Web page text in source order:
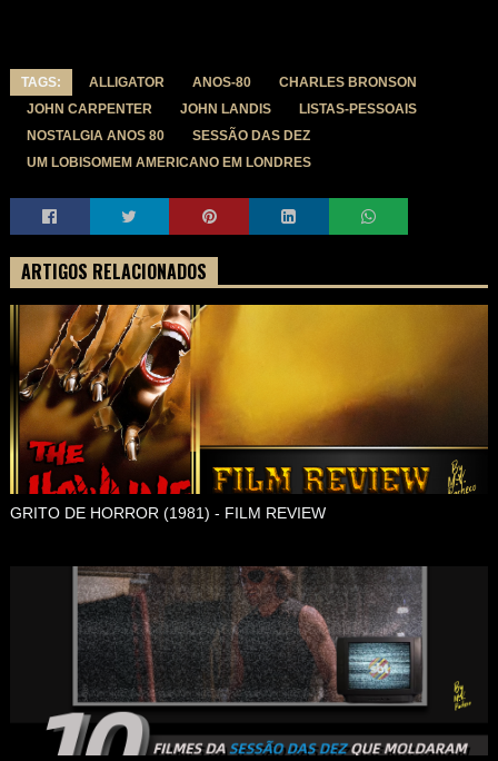
TAGS: ALLIGATOR ANOS-80
CHARLES BRONSON
JOHN CARPENTER
JOHN LANDIS
LISTAS-PESSOAIS
NOSTALGIA ANOS 80
SESSÃO DAS DEZ
UM LOBISOMEM AMERICANO EM LONDRES
ARTIGOS RELACIONADOS
GRITO DE HORROR (1981) - FILM REVIEW